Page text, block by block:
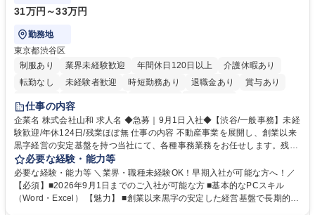
31万円～33万円
勤務地
東京都渋谷区
制服あり
業界未経験歓迎 年間休日120日以上
介護休暇あり
転勤なし
未経験者歓迎 時短勤務あり 退職金あり
賞与あり
育休あり
完全週休2日制
仕事の内容
企業名 株式会社山和 求人名 ◆急募｜9月1日入社◆【渋谷/一般事務】未経
験歓迎/年休124日/残業ほぼ無 仕事の内容 不動産事業を展開し、創業以来
黒字経営の安定基盤を持つ当社にて、各種事務業務をお任せします。残業
がほぼ発生せず、連続した日程の有給取得が可能なため、WLBを整えたい
方にお勧めの環境です！ 入社後はOJTを通じて丁寧に研修を行いますの
で、事務未経験の方でも安心して臨むことができます。 【業務詳細】■電
話・来客対応 ■物件の鍵や社内の備品管理 ■データ入力や書類作成 ■契約
必要な経験・能力等
必要な経験・能力等 ＼業界・職種未経験OK！早期入社が可能な方へ！／
【必須】■2026年9月1日までのご入社が可能な方 ■基本的なPCスキル
（Word・Excel） 【魅力】 ■創業以来黒字の安定した経営基盤で長期的に